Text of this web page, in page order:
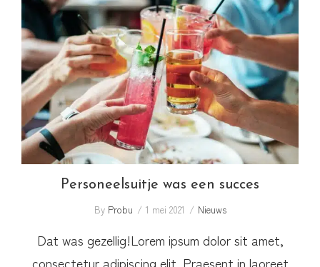
Personeelsuitje was een succes
Personeelsuitje was een succes
By Probu 1 mei 2021 Nieuws
Dat was gezellig!Lorem ipsum dolor sit amet,
consectetur adipiscing elit. Praesent in laoreet